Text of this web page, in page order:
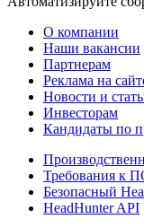
О компании
Наши вакансии
Партнерам
Реклама на
Новости и
Инвесторам
Кандидаты по
Требования к
Безопасный
HeadHunter API